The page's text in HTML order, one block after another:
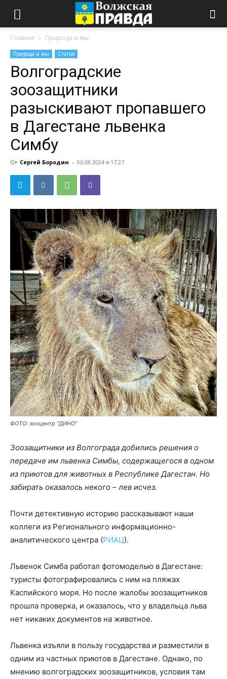
Главная Природа и мы
Природа и мы Статья
Волгоградские
зоозащитники
разыскивают пропавшего
в Дагестане львенка
Симбу
От Сергей Бородин - 06.08.2024 в 17:27
ФОТО: зооцентр "ДИНО"
Зоозащитники из Волгограда добились решения о
передаче им львенка Симбы, содержащегося в одном
из приютов для животных в Республике Дагестан. Но
забирать оказалось некого – лев исчез.
Почти детективную историю рассказывают наши
коллеги из Регионального информационно-
аналитического центра (РИАЦ).
Львенок Симба работал фотомоделью в Дагестане:
туристы фотографировались с ним на пляжах
Каспийского моря. Но после жалобы зоозащитников
прошла проверка, и оказалось, что у владельца льва
нет никаких документов на животное.
Львенка изъяли в пользу государства и разместили в
одним из частных приютов в Дагестане. Однако, по
мнению волгоградских зоозащитников, условия там